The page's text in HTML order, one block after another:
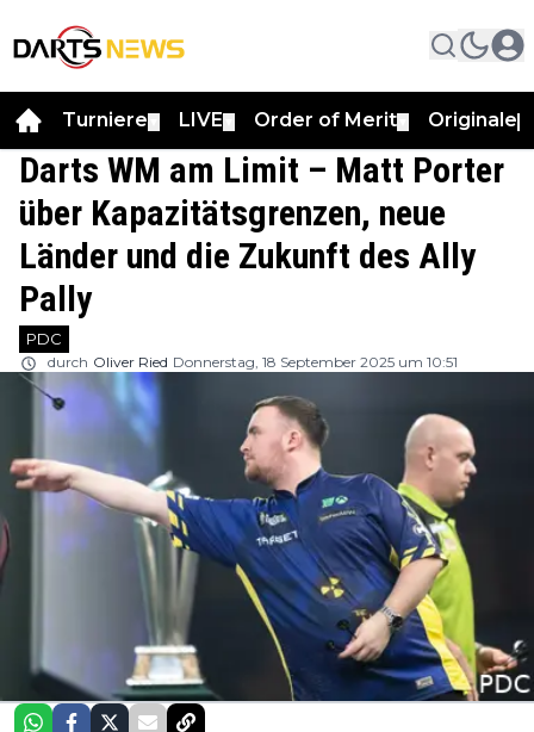
Turniere LIVE Order of Merit Originale
Darts WM am Limit – Matt Porter
über Kapazitätsgrenzen, neue
Länder und die Zukunft des Ally
Pally
PDC
durch Oliver Ried Donnerstag, 18 September 2025 um 10:51